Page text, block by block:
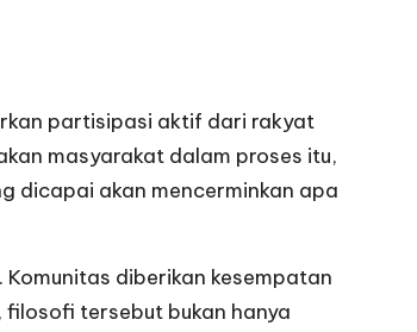
partisipasi aktif dari rakyat
masyarakat dalam proses itu,
dicapai akan mencerminkan apa
diberikan kesempatan
tersebut bukan hanya